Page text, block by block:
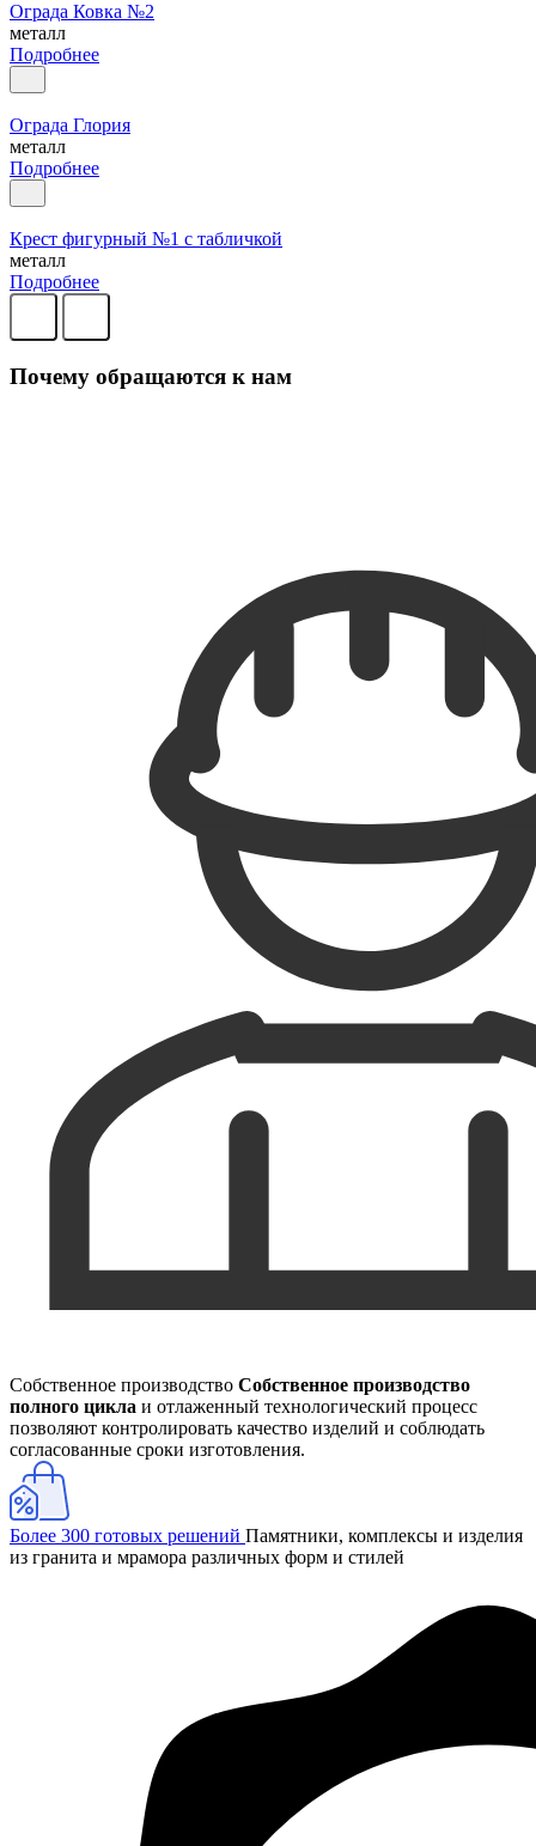
Ограда Ковка №2
металл
Подробнее
Ограда Глория
металл
Подробнее
Крест фигурный №1 с табличкой
металл
Подробнее
Почему обращаются к нам
Собственное производство Собственное производство
полного цикла и отлаженный технологический процесс
позволяют контролировать качество изделий и соблюдать
согласованные сроки изготовления.
Более 300 готовых решений Памятники, комплексы и изделия
из гранита и мрамора различных форм и стилей